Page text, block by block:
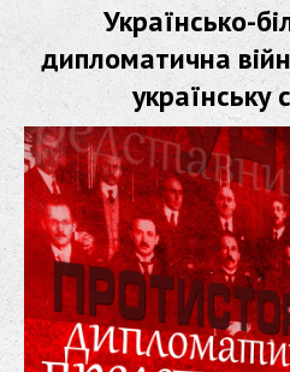
Українсько-
дипломатична